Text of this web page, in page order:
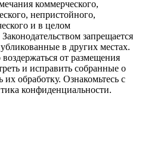
коммерческого,
непристойного,
и в целом
запрещается
в других местах.
от размещения
и исправить собранные о
их обработку. Ознакомьтесь с
конфиденциальности.